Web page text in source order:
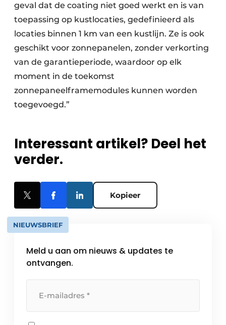
geval dat de coating niet goed werkt en is van
toepassing op kustlocaties, gedefinieerd als
locaties binnen 1 km van een kustlijn. Ze is ook
geschikt voor zonnepanelen, zonder verkorting
van de garantieperiode, waardoor op elk
moment in de toekomst
zonnepaneelframemodules kunnen worden
toegevoegd.”
Interessant artikel? Deel het
verder.
Kopieer
NIEUWSBRIEF
Meld u aan om nieuws & updates te
ontvangen.